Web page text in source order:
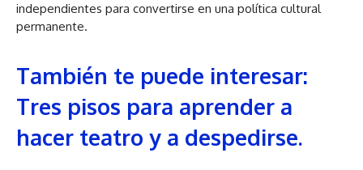
independientes para convertirse en una política cultural
permanente.
También te puede interesar:
Tres pisos para aprender a
hacer teatro y a despedirse.